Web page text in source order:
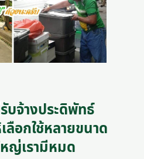
บจ้างประดิพัทธ์
ลือกใช้หลายขนาด
ญ่เรามีหมด